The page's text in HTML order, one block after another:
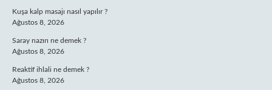
Kuşa kalp masajı nasıl yapılır ?
Ağustos 8, 2026
Saray nazırı ne demek ?
Ağustos 8, 2026
Reaktif ihlali ne demek ?
Ağustos 8, 2026